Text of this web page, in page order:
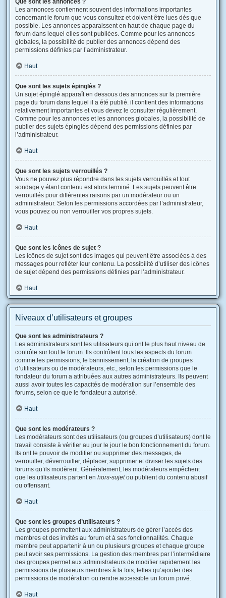
Que sont les annonces ?
Les annonces contiennent souvent des informations importantes
concernant le forum que vous consultez et doivent être lues dès que
possible. Les annonces apparaissent en haut de chaque page du
forum dans lequel elles sont publiées. Comme pour les annonces
globales, la possibilité de publier des annonces dépend des
permissions définies par l’administrateur.
Haut
Que sont les sujets épinglés ?
Un sujet épinglé apparaît en dessous des annonces sur la première
page du forum dans lequel il a été publié. il contient des informations
relativement importantes et vous devez le consulter régulièrement.
Comme pour les annonces et les annonces globales, la possibilité de
publier des sujets épinglés dépend des permissions définies par
l’administrateur.
Haut
Que sont les sujets verrouillés ?
Vous ne pouvez plus répondre dans les sujets verrouillés et tout
sondage y étant contenu est alors terminé. Les sujets peuvent être
verrouillés pour différentes raisons par un modérateur ou un
administrateur. Selon les permissions accordées par l’administrateur,
vous pouvez ou non verrouiller vos propres sujets.
Haut
Que sont les icônes de sujet ?
Les icônes de sujet sont des images qui peuvent être associées à des
messages pour refléter leur contenu. La possibilité d’utiliser des icônes
de sujet dépend des permissions définies par l’administrateur.
Haut
Niveaux d’utilisateurs et groupes
Que sont les administrateurs ?
Les administrateurs sont les utilisateurs qui ont le plus haut niveau de
contrôle sur tout le forum. Ils contrôlent tous les aspects du forum
comme les permissions, le bannissement, la création de groupes
d’utilisateurs ou de modérateurs, etc., selon les permissions que le
fondateur du forum a attribuées aux autres administrateurs. Ils peuvent
aussi avoir toutes les capacités de modération sur l’ensemble des
forums, selon ce que le fondateur a autorisé.
Haut
Que sont les modérateurs ?
Les modérateurs sont des utilisateurs (ou groupes d’utilisateurs) dont le
travail consiste à vérifier au jour le jour le bon fonctionnement du forum.
Ils ont le pouvoir de modifier ou supprimer des messages, de
verrouiller, déverrouiller, déplacer, supprimer et diviser les sujets des
forums qu’ils modèrent. Généralement, les modérateurs empêchent
que les utilisateurs partent en hors-sujetou publient du contenu abusif
ou offensant.
Haut
Que sont les groupes d’utilisateurs ?
Les groupes permettent aux administrateurs de gérer l’accès des
membres et des invités au forum et à ses fonctionnalités. Chaque
membre peut appartenir à un ou plusieurs groupes et chaque groupe
peut avoir ses permissions. La gestion des membres par l’intermédiaire
des groupes permet aux administrateurs de modifier rapidement les
permissions de plusieurs membres à la fois, telles qu’ajouter des
permissions de modération ou rendre accessible un forum privé.
Haut